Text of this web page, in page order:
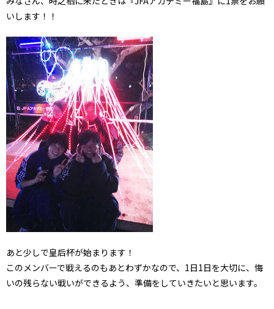
いします！！
あと少しで皇后杯が始まります！
このメンバーで戦えるのもあとわずかなので、1日1日を大切に、悔
いの残らない戦いができるよう、準備をしていきたいと思います。